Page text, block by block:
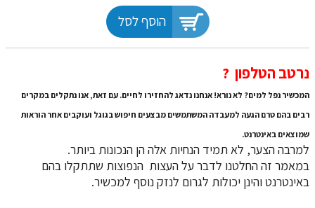
הוסף לסל
​​​​​​​נרטב הטלפון ?
המכשיר נפל למים? לא נורא! אנחנו נדאג להחזירו לחיים. עם זאת, אנו נתקלים במקרים
רבים בהם טרם הגעה למעבדה המשתמשים מבצעים חיפוש בגוגל ועוקבים אחר הוראות
שמוצאים באינטרנט.
למרבה הצער, לא תמיד הנחיות אלה הן הנכונות ביותר.
במאמר זה החלטנו לדבר על העצות הנפוצות שתתקלו בהם
באינטרנט והינן יכולות לגרום לנזק נוסף למכשיר.